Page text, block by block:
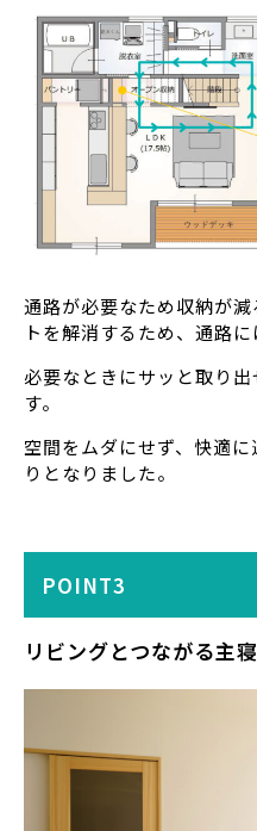
通路が必要なため収納が
トを解消するため、通路に
必要なときにサッと取り
す。
空間をムダにせず、快適
りとなりました。
POINT3
リビングとつながる主